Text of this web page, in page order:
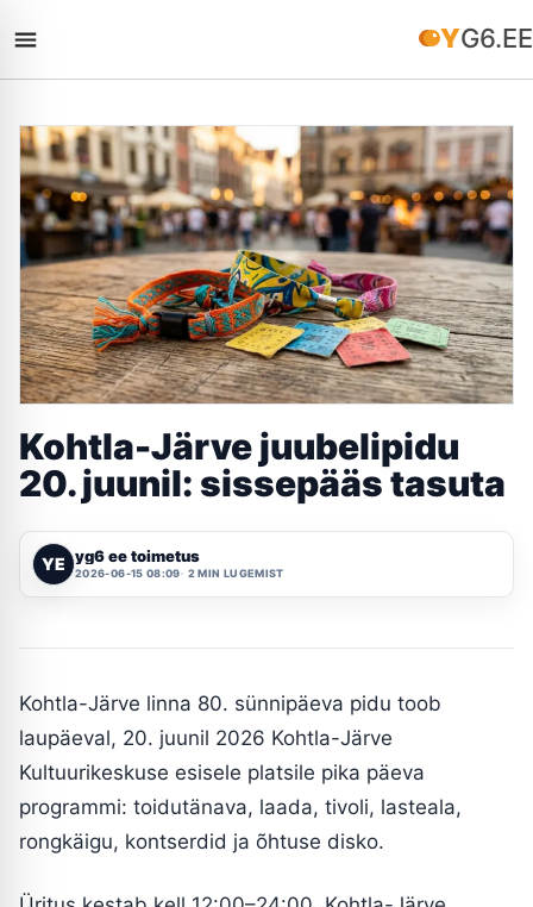
YG6.EE
Kohtla-Järve juubelipidu
20. juunil: sissepääs tasuta
YE yg6 ee toimetus
2026-06-15 08:09 2 MIN LUGEMIST
Kohtla-Järve linna 80. sünnipäeva pidu toob
laupäeval, 20. juunil 2026 Kohtla-Järve
Kultuurikeskuse esisele platsile pika päeva
programmi: toidutänava, laada, tivoli, lasteala,
rongkäigu, kontserdid ja õhtuse disko.